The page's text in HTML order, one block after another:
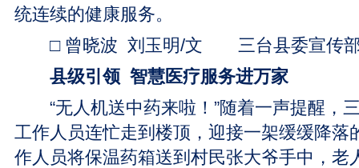
统连续的健康服务。
□ 曾晓波 刘玉明/文 三台县委宣传部
县级引领 智慧医疗服务进万家
“无人机送中药来啦！”随着一声提醒，
工作人员连忙走到楼顶，迎接一架缓缓降落
作人员将保温药箱送到村民张大爷手中，老